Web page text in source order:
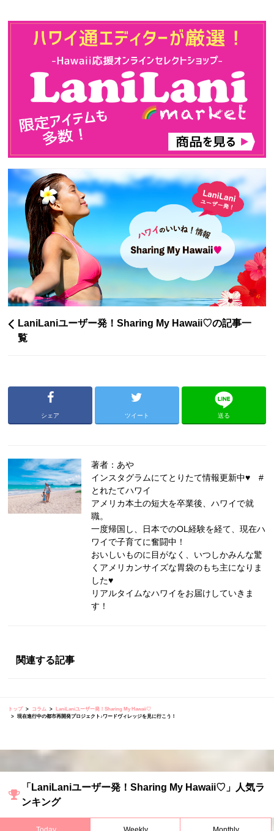
LaniLaniユーザー発！Sharing My Hawaii♡の記事一
覧
シェア ツイート 送る
著者：あや
インスタグラムにてとりたて情報更新中♥ #
とれたてハワイ
アメリカ本土の短大を卒業後、ハワイで就
職。
一度帰国し、日本でのOL経験を経て、現在ハ
ワイで子育てに奮闘中！
おいしいものに目がなく、いつしかみんな驚
くアメリカンサイズな胃袋のもち主になりま
した♥
リアルタイムなハワイをお届けしていきま
す！
関連する記事
トップ コラム
LaniLaniユーザー発！Sharing My Hawaii♡
現在進行中の都市再開発プロジェクト♪ワードヴィレッジを見に行こう！
「LaniLaniユーザー発！Sharing My Hawaii♡」人気ラ
ンキング